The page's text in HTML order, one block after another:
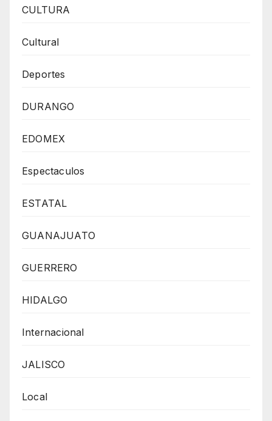
CULTURA
Cultural
Deportes
DURANGO
EDOMEX
Espectaculos
ESTATAL
GUANAJUATO
GUERRERO
HIDALGO
Internacional
JALISCO
Local